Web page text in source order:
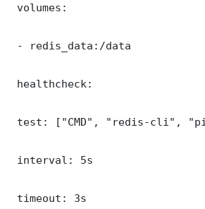
volumes:
- redis_data:/data
healthcheck:
test: ["CMD", "redis-cli",
interval: 5s
timeout: 3s